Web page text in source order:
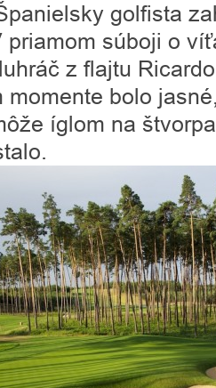
golfista
priamom súboji o
z flajtu
momente bolo
íglom na